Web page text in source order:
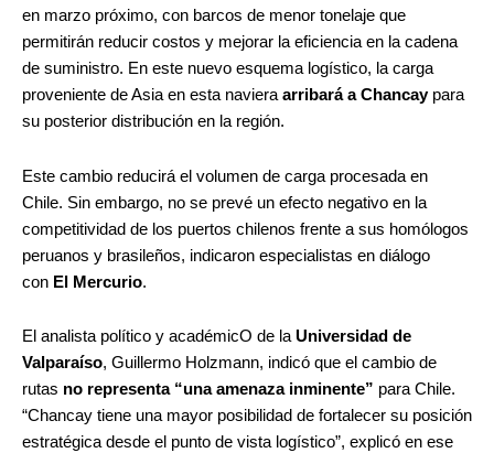
en marzo próximo, con barcos de menor tonelaje que
permitirán reducir costos y mejorar la eficiencia en la cadena
de suministro. En este nuevo esquema logístico, la carga
proveniente de Asia en esta naviera arribará a Chancaypara
su posterior distribución en la región.
Este cambio reducirá el volumen de carga procesada en
Chile. Sin embargo, no se prevé un efecto negativo en la
competitividad de los puertos chilenos frente a sus homólogos
peruanos y brasileños, indicaron especialistas en diálogo
con El Mercurio.
El analista político y académicO de laUniversidad de
Valparaíso, Guillermo Holzmann, indicó que el cambio de
rutas no representa “una amenaza inminente” para Chile.
“Chancay tiene una mayor posibilidad de fortalecer su posición
estratégica desde el punto de vista logístico”, explicó en ese